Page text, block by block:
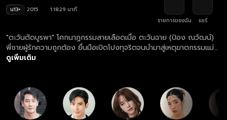
น13+ 2015
1:18:29 นาที
รายการของฉัน
แชร์
"ตะวันตัดบูรพา" โศกนาฏกรรมสายเลือดเมื่อ ตะวันฉาย (ป้อง ณวัฒน์)
พี่ชายผู้รักความถูกต้อง ยื่นมือเปิดโปงทุจริตจนนำมาสู่เหตุฆาตกรรมแม่
และทำให้พ่อพิการ กลายเป็นจุดเปลี่ยนและรอยร้าวครั้งใหญ่ที่บีบให้ บูรพา
กันในเกมแห่งศักดิ์ศรีและสายเลือด
ดูเพิ่มเติม